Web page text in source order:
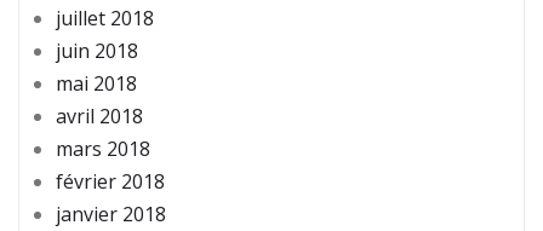
juillet 2018
juin 2018
mai 2018
avril 2018
mars 2018
février 2018
janvier 2018